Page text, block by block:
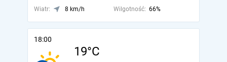
Wiatr:
8 km/h Wilgotność: 66%
18:00
19°C